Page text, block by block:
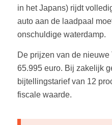
in het Japans) rijdt
auto aan de laadpaal
onschuldige waterdamp.
De prijzen van de
65.995 euro. Bij zakelijk
bijtellingstarief van 12
fiscale waarde.